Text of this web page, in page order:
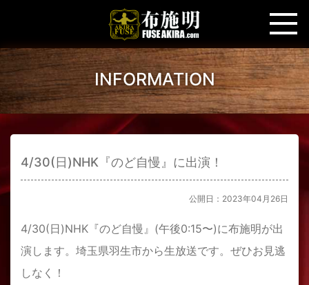
INFORMATION
4/30(日)NHK『のど自慢』に出演！
公開日：2023年04月26日
4/30(日)NHK『のど自慢』(午後0:15〜)に布施明が出
演します。埼玉県羽生市から生放送です。ぜひお見逃
しなく！